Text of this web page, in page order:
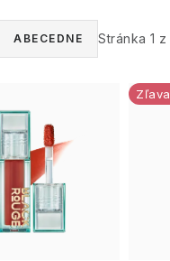
Stránka 1 z
ABECEDNE